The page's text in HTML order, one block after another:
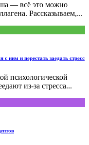
— всё это можно
Рассказываем,...
ним и перестать заедать стресс
психологической
из-за стресса...